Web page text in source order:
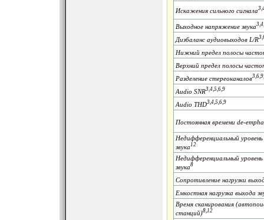
Искажения сильного сигнала
Выходное напряжение звука
Дизбаланс аудиовыходов L/R
Нижний предел полосы
Верхний предел полосы
Разделение стереоканалов
Audio SNR3,4,5,6,9
Audio THD3,4,5,6,9
Постоянная времени de-
Недифференциальный
звука12
Недифференциальный
звука8
Сопротивление нагрузки
Емкостная нагрузка выхода
Время сканирования
станций)8,12